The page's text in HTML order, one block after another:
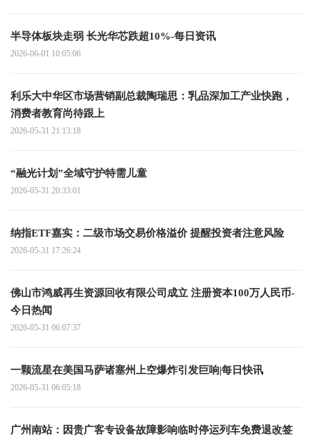
半导体板块走弱 长光华芯跌超10%-每日资讯
2026-06-01 10:05:06
利乐大中华区市场营销副总裁陶瑞思：乳品深加工产业快跑，
消费者教育尚待跟上
2026-05-31 21:13:18
“融光计划”全域守护特需儿童
2026-05-31 20:33:01
纳指ETF嘉实：二级市场交易价格溢价 提醒投资者注意风险
2026-05-31 17:26:24
佛山市鸿威再生资源回收有限公司成立 注册资本100万人民币-
今日热闻
2026-05-31 06:07:37
一颗流星在美国马萨诸塞州上空爆炸引发巨响|每日快讯
2026-05-31 06:05:18
广州南站：因贵广客专设备故障影响临时停运列车免费退改签